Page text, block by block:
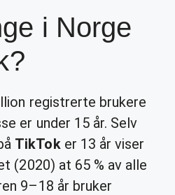
i Norge
registrerte brukere
er under 15 år. Selv
TikToker 13 år viser
(2020) at 65 % av alle
9–18 år bruker